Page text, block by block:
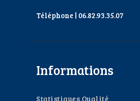
Téléphone | 06.82.93.35.07
Informations
Statistiques Qualité